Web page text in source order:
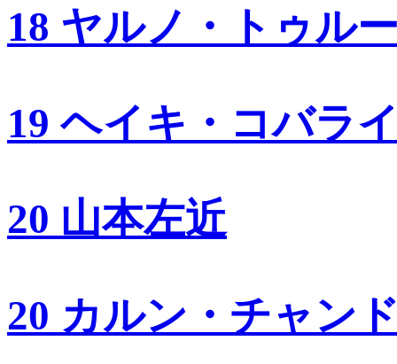
18 ヤルノ・トゥル
19 ヘイキ・コバラ
20 山本左近
20 カルン・チャン